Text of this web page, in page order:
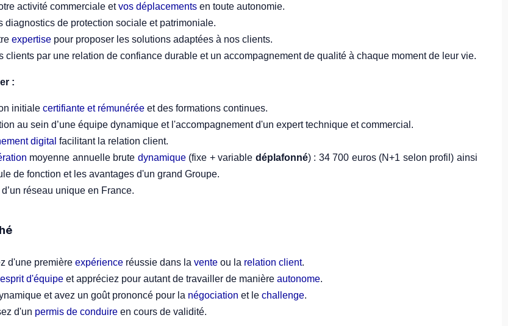
activité commerciale etvos déplacements en toute autonomie.
diagnostics de protection sociale et patrimoniale.
expertise pour proposer les solutions adaptées à nos clients.
clients par une relation de confiance durable et un accompagnement de qualité à chaque moment de leur vie.
:
initiale certifiante et rémunérée et des formations continues.
au sein d’une équipe dynamique et l'accompagnement d'un expert technique et commercial.
digital facilitant la relation client.
moyenne annuelle brute dynamique(fixe + variable déplafonné) : 34 700 euros (N+1 selon profil) ainsi
de fonction et les avantages d'un grand Groupe.
réseau unique en France.
d'une première expérience réussie dans la vente ou la relation client.
d'équipe et appréciez pour autant de travailler de manière autonome.
et avez un goût prononcé pour la négociation et le challenge.
d'un permis de conduire en cours de validité.